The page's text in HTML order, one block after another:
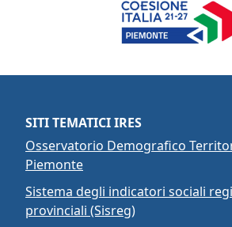
SITI TEMATICI IRES
Osservatorio Demografico
Piemonte
Sistema degli indicatori sociali
provinciali (Sisreg)